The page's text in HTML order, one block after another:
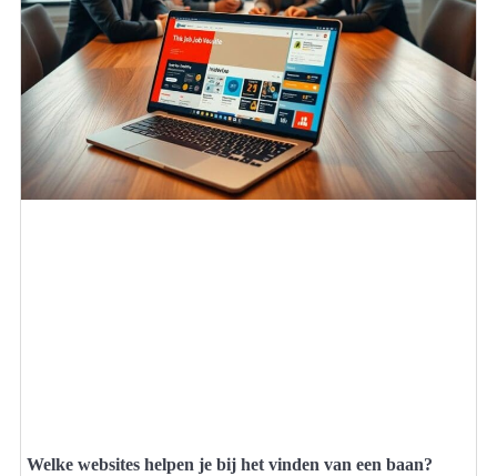
Welke websites helpen je bij het vinden van een baan?